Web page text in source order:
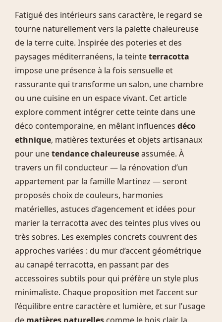
Fatigué des intérieurs sans caractère, le regard se
tourne naturellement vers la palette chaleureuse
de la terre cuite. Inspirée des poteries et des
paysages méditerranéens, la teinteterracotta
impose une présence à la fois sensuelle et
rassurante qui transforme un salon, une chambre
ou une cuisine en un espace vivant. Cet article
explore comment intégrer cette teinte dans une
déco contemporaine, en mêlant influences déco
ethnique, matières texturées et objets artisanaux
pour unetendance chaleureuseassumée. À
travers un fil conducteur — la rénovation d’un
appartement par la famille Martinez — seront
proposés choix de couleurs, harmonies
matérielles, astuces d’agencement et idées pour
marier la terracotta avec des teintes plus vives ou
très sobres. Les exemples concrets couvrent des
approches variées : du mur d’accent géométrique
au canapé terracotta, en passant par des
accessoires subtils pour qui préfère un style plus
minimaliste. Chaque proposition met l’accent sur
l’équilibre entre caractère et lumière, et sur l’usage